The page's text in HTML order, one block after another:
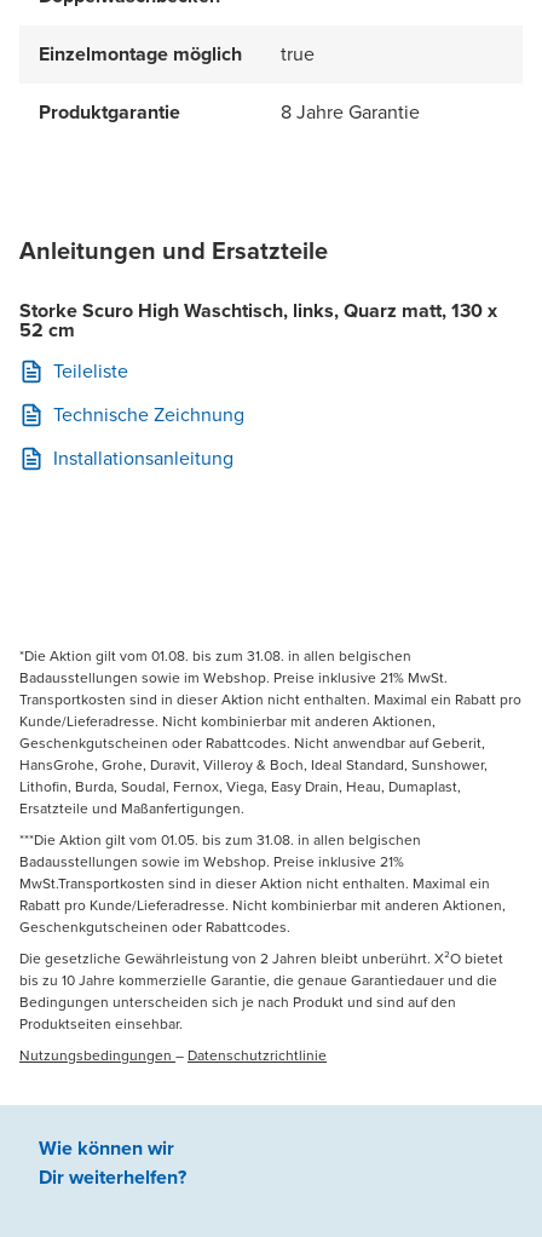
Einzelmontage möglich true
Produktgarantie 8 Jahre Garantie
Anleitungen und Ersatzteile
Storke Scuro High Waschtisch, links, Quarz matt, 130 x
52 cm
Teileliste
Technische Zeichnung
Installationsanleitung
*Die Aktion gilt vom 01.08. bis zum 31.08. in allen belgischen
Badausstellungen sowie im Webshop. Preise inklusive 21% MwSt.
Transportkosten sind in dieser Aktion nicht enthalten. Maximal ein Rabatt pro
Kunde/Lieferadresse. Nicht kombinierbar mit anderen Aktionen,
Geschenkgutscheinen oder Rabattcodes. Nicht anwendbar auf Geberit,
HansGrohe, Grohe, Duravit, Villeroy & Boch, Ideal Standard, Sunshower,
Lithofin, Burda, Soudal, Fernox, Viega, Easy Drain, Heau, Dumaplast,
Ersatzteile und Maßanfertigungen.
***Die Aktion gilt vom 01.05. bis zum 31.08. in allen belgischen
Badausstellungen sowie im Webshop. Preise inklusive 21%
MwSt.Transportkosten sind in dieser Aktion nicht enthalten. Maximal ein
Rabatt pro Kunde/Lieferadresse. Nicht kombinierbar mit anderen Aktionen,
Geschenkgutscheinen oder Rabattcodes.
Die gesetzliche Gewährleistung von 2 Jahren bleibt unberührt. X²O bietet
bis zu 10 Jahre kommerzielle Garantie, die genaue Garantiedauer und die
Bedingungen unterscheiden sich je nach Produkt und sind auf den
Produktseiten einsehbar.
Nutzungsbedingungen – Datenschutzrichtlinie
Wie können wir
Dir weiterhelfen?